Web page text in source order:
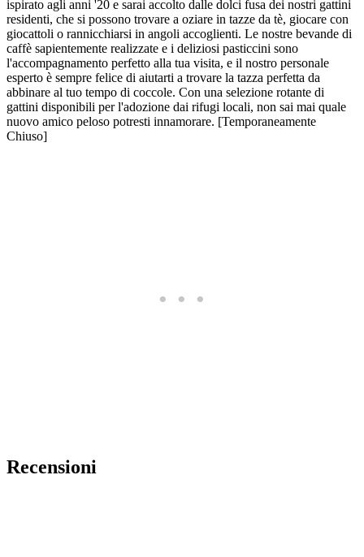
ispirato agli anni '20 e sarai accolto dalle dolci fusa dei nostri gattini
residenti, che si possono trovare a oziare in tazze da tè, giocare con
giocattoli o rannicchiarsi in angoli accoglienti. Le nostre bevande di
caffè sapientemente realizzate e i deliziosi pasticcini sono
l'accompagnamento perfetto alla tua visita, e il nostro personale
esperto è sempre felice di aiutarti a trovare la tazza perfetta da
abbinare al tuo tempo di coccole. Con una selezione rotante di
gattini disponibili per l'adozione dai rifugi locali, non sai mai quale
nuovo amico peloso potresti innamorare. [Temporaneamente
Chiuso]
Recensioni